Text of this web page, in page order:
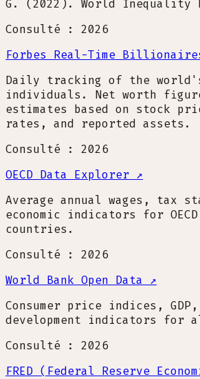
G. (2022). World Inequality
Consulté : 2026
Forbes Real-Time
Daily tracking of the
individuals. Net worth
estimates based on stock
rates, and reported assets.
Consulté : 2026
OECD Data Explorer ↗
Average annual wages, tax
economic indicators for OECD
countries.
Consulté : 2026
World Bank Open Data ↗
Consumer price indices, GDP,
development indicators for
Consulté : 2026
FRED (Federal Reserve